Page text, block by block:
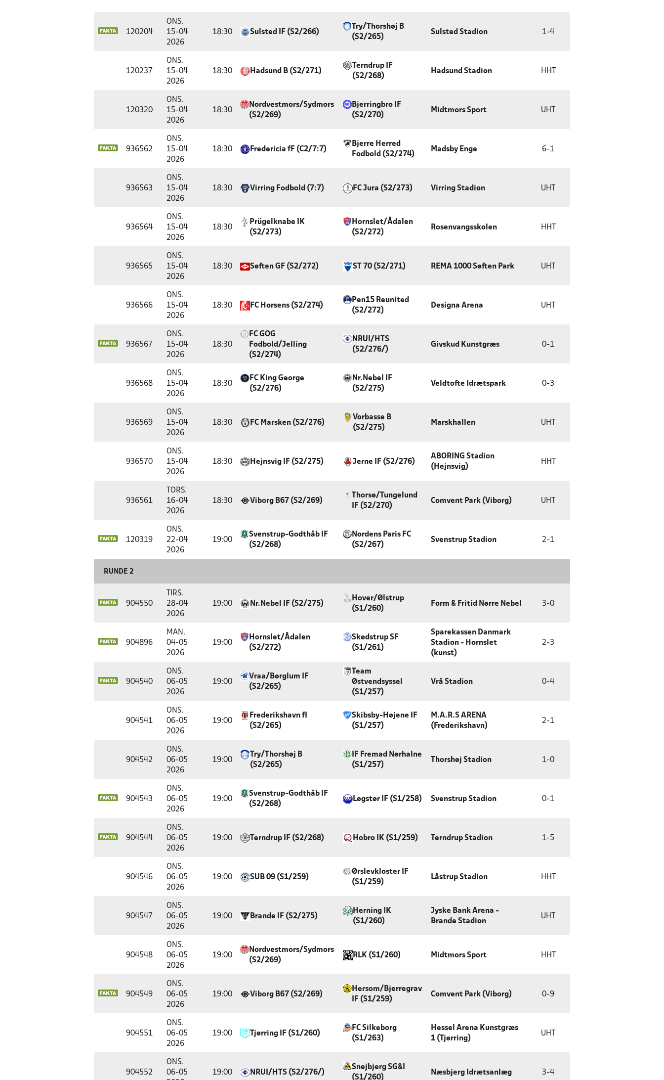
120204
ONS.
15-04
2026
18:30 Sulsted IF (S2/266)
Try/Thorshøj B
(S2/265)
Sulsted Stadion 1-4
120237
ONS.
15-04
2026
18:30 Hadsund B (S2/271)
Terndrup IF
(S2/268)
Hadsund Stadion HHT
120320
ONS.
15-04
2026
18:30
Nordvestmors/Sydmors
(S2/269)
Bjerringbro IF
(S2/270)
Midtmors Sport UHT
936562
ONS.
15-04
2026
18:30 Fredericia fF (C2/7:7)
Bjerre Herred
Fodbold (S2/274)
Madsby Enge 6-1
936563
ONS.
15-04
2026
18:30 Virring Fodbold (7:7) FC Jura (S2/273) Virring Stadion UHT
936564
ONS.
15-04
2026
18:30
Prügelknabe IK
(S2/273)
Hornslet/Ådalen
(S2/272)
Rosenvangsskolen HHT
936565
ONS.
15-04
2026
18:30 Søften GF (S2/272) ST 70 (S2/271) REMA 1000 Søften Park UHT
936566
ONS.
15-04
2026
18:30 FC Horsens (S2/274)
Pen15 Reunited
(S2/272)
Designa Arena UHT
936567
ONS.
15-04
2026
18:30
FC GOG
Fodbold/Jelling
(S2/274)
NRUI/HTS
(S2/276/)
Givskud Kunstgræs 0-1
936568
ONS.
15-04
2026
18:30
FC King George
(S2/276)
Nr.Nebel IF
(S2/275)
Veldtofte Idrætspark 0-3
936569
ONS.
15-04
2026
18:30 FC Marsken (S2/276)
Vorbasse B
(S2/275)
Marskhallen UHT
936570
ONS.
15-04
2026
18:30 Hejnsvig IF (S2/275) Jerne IF (S2/276)
ABORING Stadion
(Hejnsvig)
HHT
936561
TORS.
16-04
2026
18:30 Viborg B67 (S2/269)
Thorsø/Tungelund
IF (S2/270)
Comvent Park (Viborg) UHT
120319
ONS.
22-04
2026
19:00
Svenstrup-Godthåb IF
(S2/268)
Nordens Paris FC
(S2/267)
Svenstrup Stadion 2-1
RUNDE 2
904550
TIRS.
28-04
2026
19:00 Nr.Nebel IF (S2/275)
Hover/Ølstrup
(S1/260)
Form & Fritid Nørre Nebel 3-0
904896
MAN.
04-05
2026
19:00
Hornslet/Ådalen
(S2/272)
Skødstrup SF
(S1/261)
Sparekassen Danmark
Stadion - Hornslet
(kunst)
2-3
904540
ONS.
06-05
2026
19:00
Vraa/Børglum IF
(S2/265)
Team
Østvendsyssel
(S1/257)
Vrå Stadion 0-4
904541
ONS.
06-05
2026
19:00
Frederikshavn fI
(S2/265)
Skibsby-Højene IF
(S1/257)
M.A.R.S ARENA
(Frederikshavn)
2-1
904542
ONS.
06-05
2026
19:00
Try/Thorshøj B
(S2/265)
IF Fremad Nørhalne
(S1/257)
Thorshøj Stadion 1-0
904543
ONS.
06-05
2026
19:00
Svenstrup-Godthåb IF
(S2/268)
Løgstør IF (S1/258) Svenstrup Stadion 0-1
904544
ONS.
06-05
2026
19:00 Terndrup IF (S2/268) Hobro IK (S1/259) Terndrup Stadion 1-5
904546
ONS.
06-05
2026
19:00 SUB 09 (S1/259)
Ørslevkloster IF
(S1/259)
Låstrup Stadion HHT
904547
ONS.
06-05
2026
19:00 Brande IF (S2/275)
Herning IK
(S1/260)
Jyske Bank Arena -
Brande Stadion
UHT
904548
ONS.
06-05
2026
19:00
Nordvestmors/Sydmors
(S2/269)
RLK (S1/260) Midtmors Sport HHT
904549
ONS.
06-05
2026
19:00 Viborg B67 (S2/269)
Hersom/Bjerregrav
IF (S1/259)
Comvent Park (Viborg) 0-9
904551
ONS.
06-05
2026
19:00 Tjørring IF (S1/260)
FC Silkeborg
(S1/263)
Hessel Arena Kunstgræs
1 (Tjørring)
UHT
904552
ONS.
06-05
19:00 NRUI/HTS (S2/276/)
Snejbjerg SG&I
(S1/260)
Næsbjerg Idrætsanlæg 3-4